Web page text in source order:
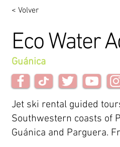
< Volver
Eco Water
Guánica
Jet ski rental guided
Southwestern coasts of
Guánica and Parguera.